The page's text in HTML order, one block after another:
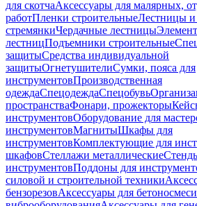
для скотчаАксессуары для малярных,
работПленки строительныеЛестницы и
стремянкиЧердачные лестницы
лестницПодъемники строительные
защитыСредства индивидуальной
защитыОгнетушителиСумки, пояса для
инструментовПроизводственная
одеждаСпецодеждаСпецобувь
пространстваФонари, прожекторы
инструментовОборудование для
инструментовМагнитыШкафы для
инструментовКомплектующие для
шкафовСтеллажи металлические
инструментовПоддоны для
силовой и строительной техники
бензорезовАксессуары для